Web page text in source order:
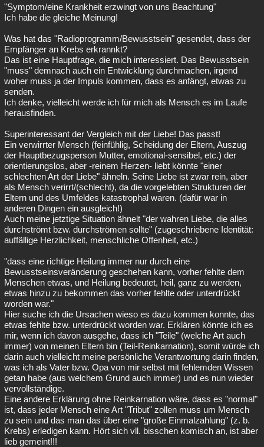
"Symptom/eine Krankheit erzwingt von uns Beachtung"
Ich habe die gleiche Meinung!
Was hat das "Radioprogramm/Bewusstsein" gesendet, dass der
Empfänger an Krebs erkrannkt?
Das ist eine Hauptfrage, die mich interessiert. Das Bewusstsein
"muss" demnach auch ein Entwicklung durchmachen, irgend
woher muss ja der Impuls kommen, dass es anfängt, etwas zu
senden.
Ich denke, vielleicht werde ich für mich als Mensch es im Laufe
herausfinden.
Superinteressant der Vergleich mit der Liebe! Das passt!
Ein verwirrter Mensch (feinfühlig, Scheidung der Eltern, Auszug
der Hauptbezugsperson Mutter, emotional-sensibel, etc.) der
orientierungslos, aber -reinem Herzen- liebt könnte "einer
schlechten Art der Liebe" ähneln. Seine Liebe ist zwar rein, aber
als Mensch verirrt/(schlecht), da die vorgelebten Strukturen der
Eltern und des Umfeldes katastrophal waren. (dafür war in
anderen Dingen ein ausgleich!)
Auch meine jetztige Situation ähnelt "der wahren Liebe, die alles
durchströmt bzw. durchströmen sollte" (zugeschriebene Identität:
auffällige Herzlichkeit, menschliche Offenheit, etc.)
"dass eine richtige Heilung immer nur durch eine
Bewusstseinsveränderung geschehen kann, vorher fehlte dem
Menschen etwas, und Heilung bedeutet, heil, ganz zu werden,
etwas hinzu zu bekommen das vorher fehlte oder unterdrückt
worden war."
Hier suche ich die Ursachen wieso es dazu kommen konnte, das
etwas fehlte bzw. unterdrückt worden war. Erklären könnte ich es
mir, wenn ich davon ausgehe, dass ich "Teile" (welche Art auch
immer) von meinen Eltern bin (Teil-Reinkarnation), somit würde ich
darin auch vielleicht meine persönliche Verantwortung darin finden,
was ich als Vater bzw. Opa von mir selbst mit fehlemden Wissen
getan habe (aus welchem Grund auch immer) und es nun wieder
vervollständige.
Eine andere Erklärung ohne Reinkarnation wäre, dass es "normal"
ist, dass jeder Mensch eine Art "Tribut" zollen muss um Mensch
zu sein und das man das über eine "große Einmalzahlung" (z. b.
Krebs) erledigen kann. Hört sich vll. bisschen komisch an, ist aber
lieb gemeint!!!